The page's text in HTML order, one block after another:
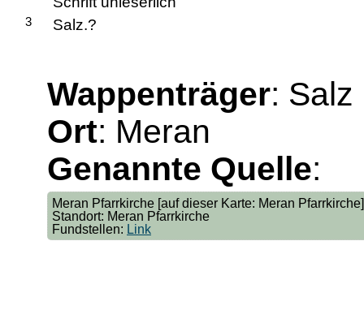
3 Salz.?
Wappenträger: Salz
Ort: Meran
Genannte Quelle:
Meran Pfarrkirche [auf dieser Karte: Meran Pfarrkirche]
Standort: Meran Pfarrkirche
Fundstellen: Link